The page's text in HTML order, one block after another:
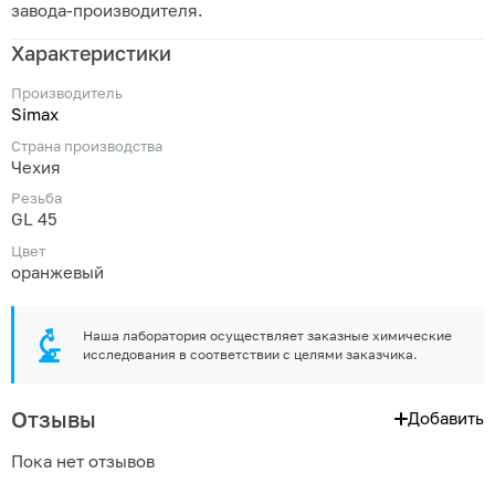
завода-производителя.
Характеристики
Производитель
Simax
Страна производства
Чехия
Резьба
GL 45
Цвет
оранжевый
Наша лаборатория осуществляет заказные химические
исследования в соответствии с целями заказчика.
Отзывы Добавить
Пока нет отзывов